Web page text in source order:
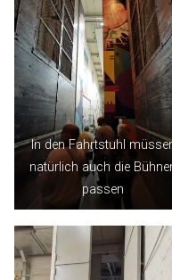
In den Fahrtstuhl
natürlich auch die
passen